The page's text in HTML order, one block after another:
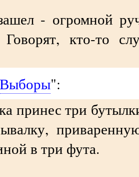
- огромной
Говорят, кто-то
Выборы":
принес три
в три фута.